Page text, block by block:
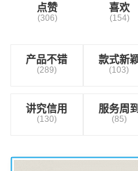
点赞
(306)
喜欢
(154)
产品不错
(289)
款式新
(103)
讲究信用
(130)
服务周到
(85)